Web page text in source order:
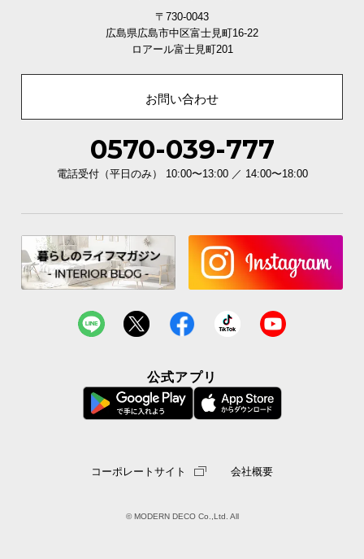
〒730-0043
広島県広島市中区富士見町16-22
ロアール富士見町201
お問い合わせ
0570-039-777
電話受付（平日のみ） 10:00〜13:00 ／ 14:00〜18:00
公式アプリ
コーポレートサイト 会社概要
© MODERN DECO Co.,Ltd. All